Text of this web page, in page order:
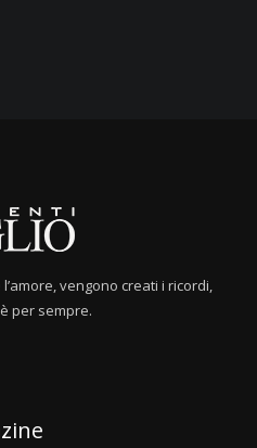
vengono creati i ricordi,
per sempre.